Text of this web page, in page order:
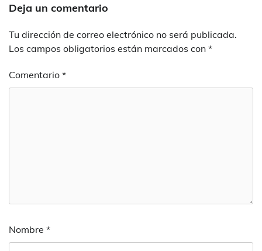
Deja un comentario
Tu dirección de correo electrónico no será publicada.
Los campos obligatorios están marcados con *
Comentario *
Nombre *